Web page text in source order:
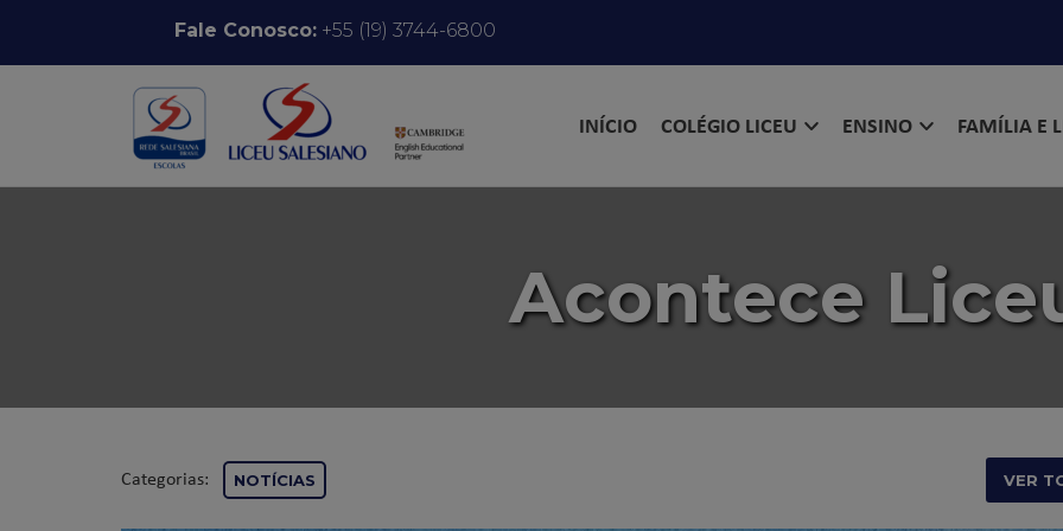
Pular para o conteúdoFale Conosco:+55 (19) 3744-6800
INÍCIO COLÉGIO LICEU ENSINO FAMÍLIA E
Acontece
Categorias: NOTÍCIAS VER